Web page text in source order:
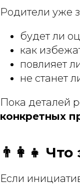
Родители уже
будет ли
как
повлияет
не станет
Пока деталей
конкретных
👨‍👩‍👧
Если